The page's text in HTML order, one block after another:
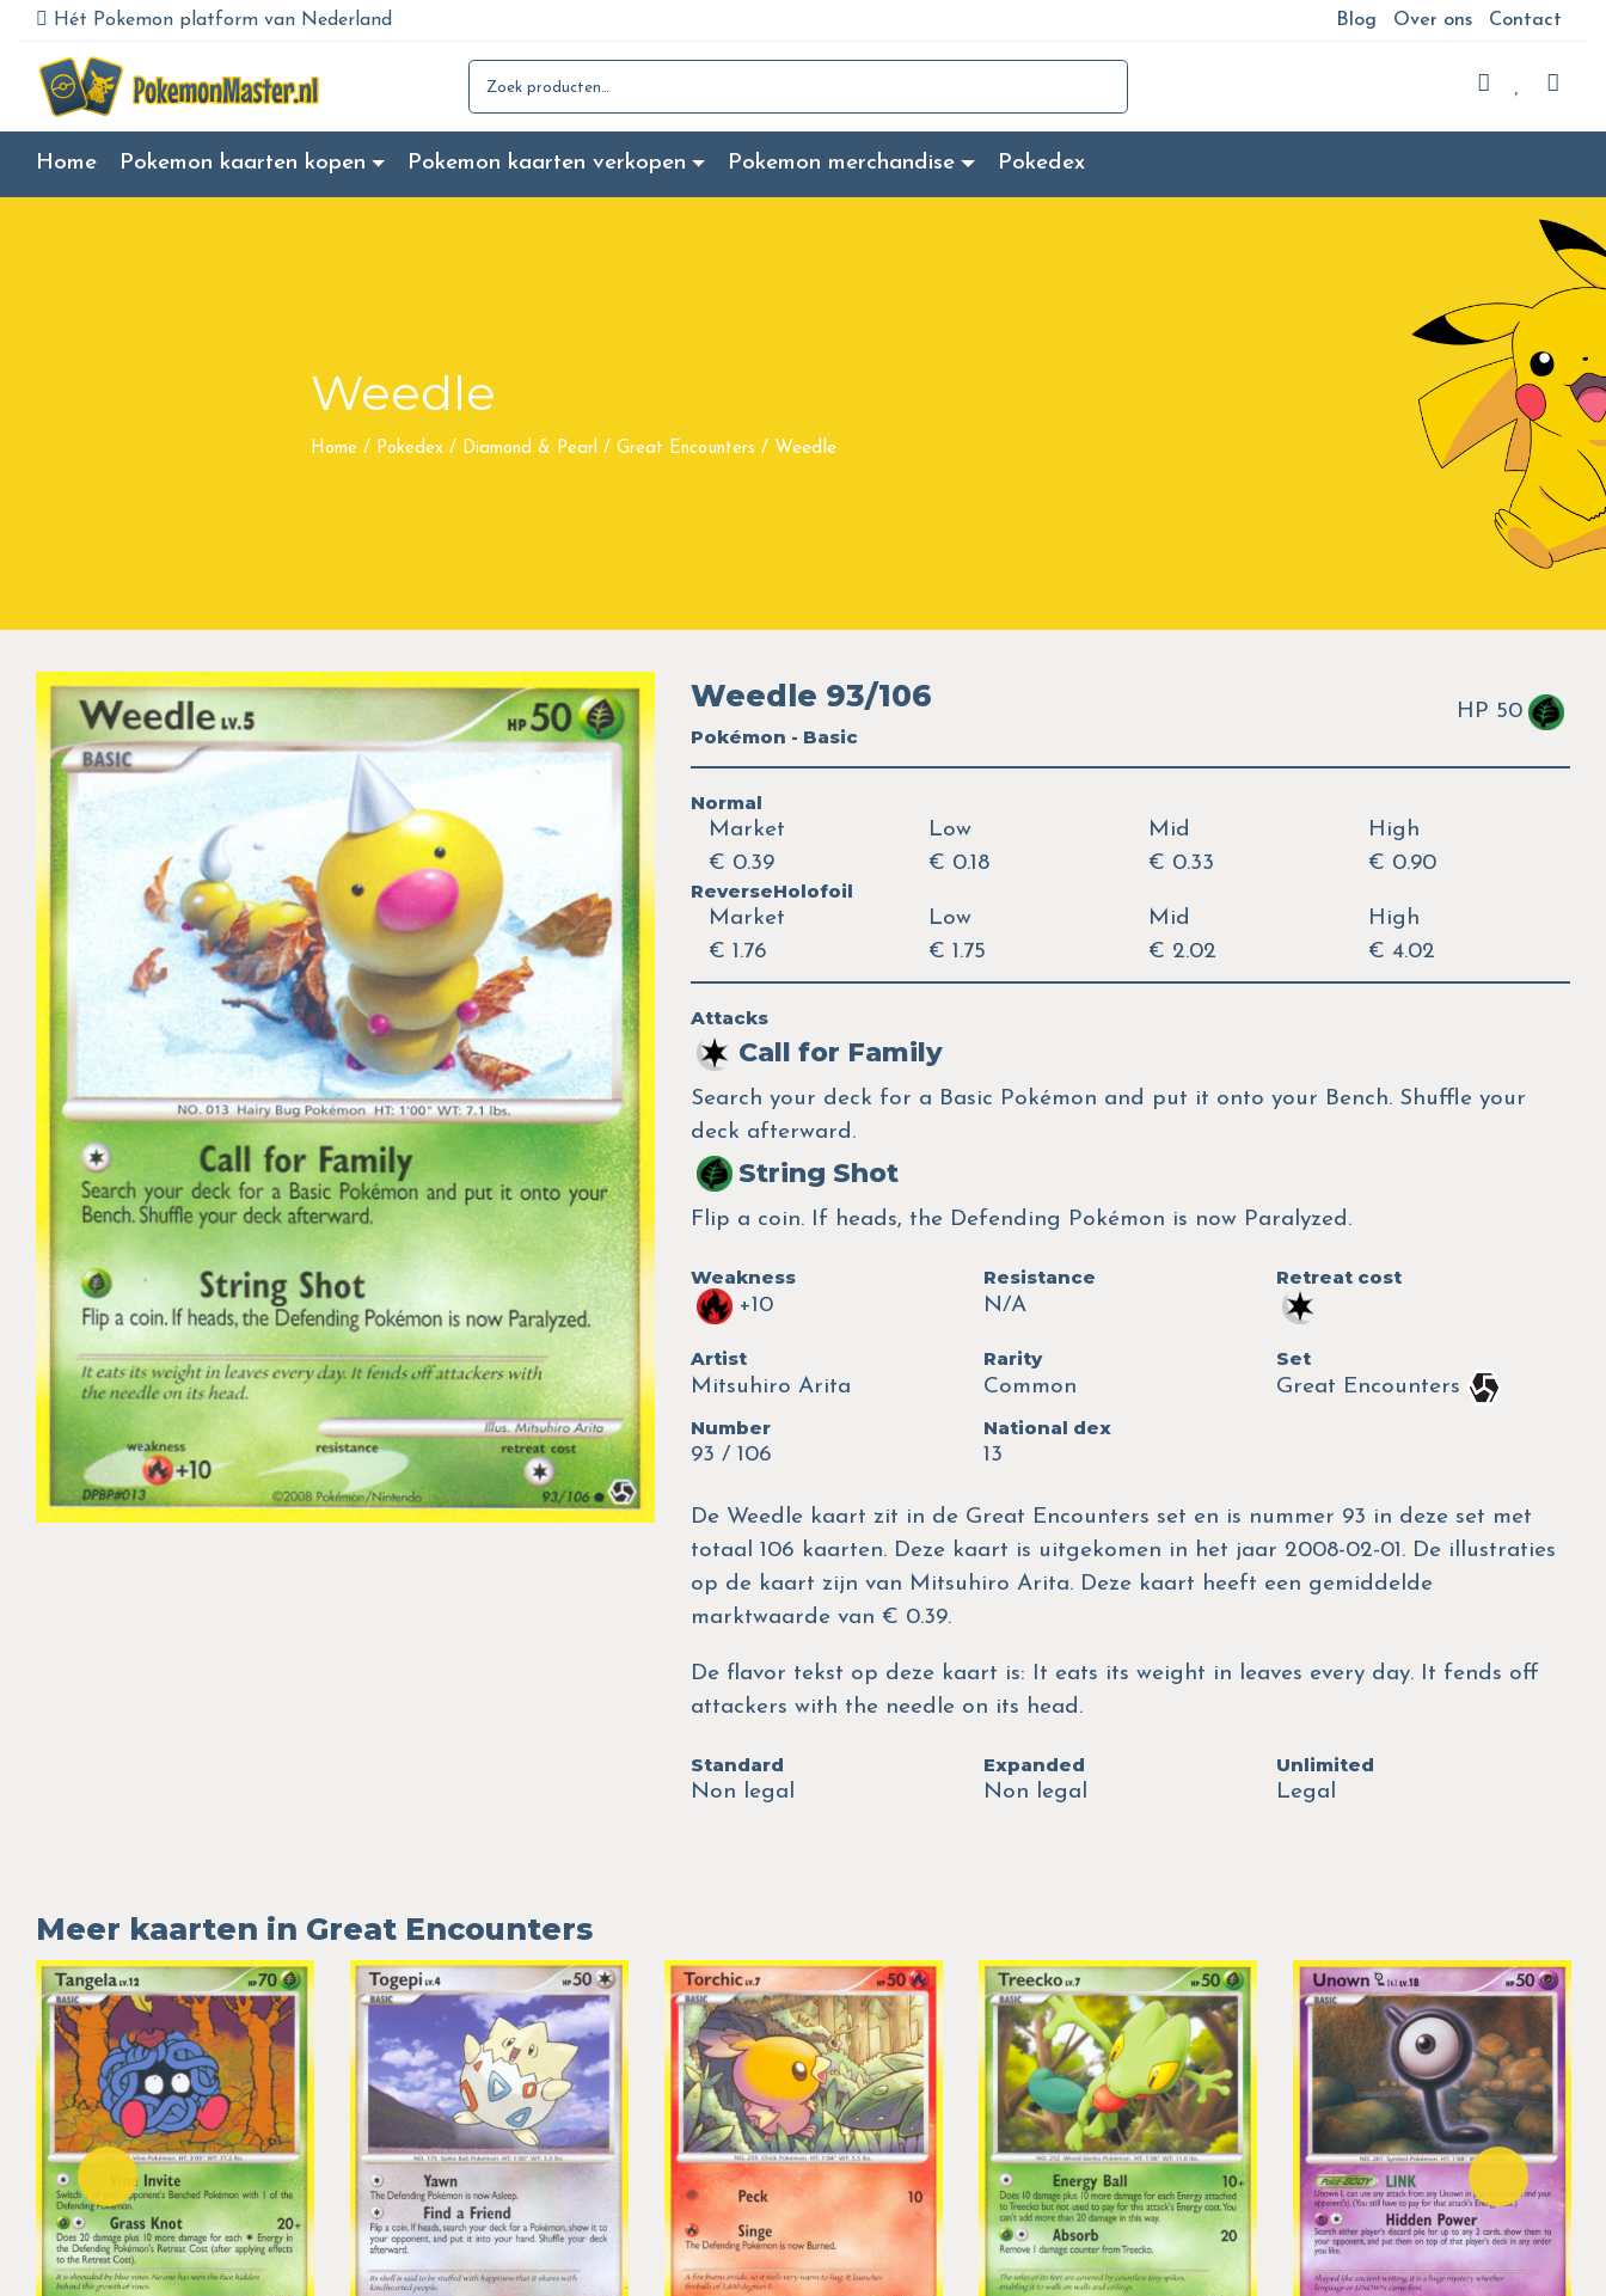
Hét Pokemon platform van Nederland Blog Over ons Contact
Search for:
Home Pokemon kaarten kopen Pokemon kaarten verkopen Pokemon merchandise Pokedex
Weedle
Home / Pokedex / Diamond & Pearl / Great Encounters / Weedle
Weedle 93/106
Pokémon - Basic
HP 50
Normal
Market
€ 0.39
Low
€ 0.18
Mid
€ 0.33
High
€ 0.90
ReverseHolofoil
Market
€ 1.76
Low
€ 1.75
Mid
€ 2.02
High
€ 4.02
Attacks
Call for Family
Search your deck for a Basic Pokémon and put it onto your Bench. Shuffle your
deck afterward.
String Shot
Flip a coin. If heads, the Defending Pokémon is now Paralyzed.
Weakness
+10
Resistance
N/A
Retreat cost
Artist
Mitsuhiro Arita
Rarity
Common
Set
Great Encounters
Number
93 / 106
National dex
13
De Weedle kaart zit in de Great Encounters set en is nummer 93 in deze set met
totaal 106 kaarten. Deze kaart is uitgekomen in het jaar 2008-02-01. De illustraties
op de kaart zijn van Mitsuhiro Arita. Deze kaart heeft een gemiddelde
marktwaarde van € 0.39.
De flavor tekst op deze kaart is: It eats its weight in leaves every day. It fends off
attackers with the needle on its head.
Standard
Non legal
Expanded
Non legal
Unlimited
Legal
Meer kaarten in Great Encounters